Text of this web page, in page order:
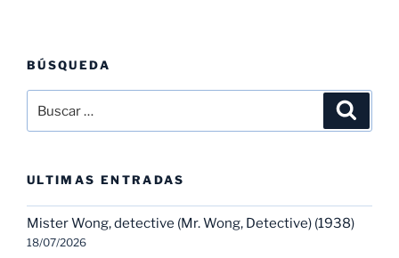
BÚSQUEDA
por:
ULTIMAS ENTRADAS
Mister Wong, detective (Mr. Wong, Detective) (1938)
18/07/2026